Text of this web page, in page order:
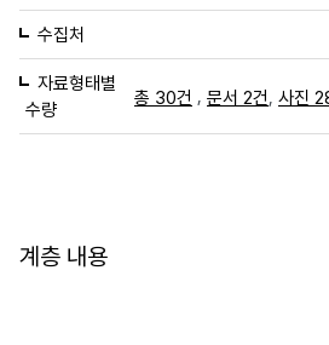
수집처
자료형태별
수량
총 30건 , 문서 2건, 사진
계층 내용